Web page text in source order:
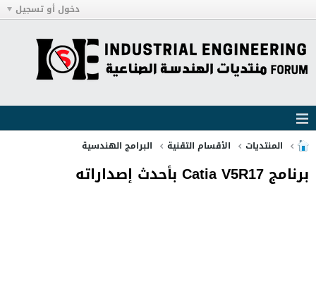
دخول أو تسجيل
المنتديات الأقسام التقنية البرامج الهندسية
برنامج Catia V5R17 بأحدث إصداراته